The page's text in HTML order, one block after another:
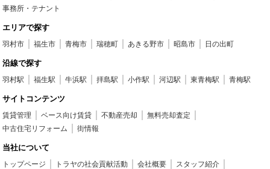
事務所・テナント
エリアで探す
羽村市 福生市 青梅市 瑞穂町 あきる野市 昭島市 日の出町
沿線で探す
羽村駅 福生駅 牛浜駅 拝島駅 小作駅 河辺駅 東青梅駅 青梅駅
サイトコンテンツ
賃貸管理 ベース向け賃貸 不動産売却
無料売却査定
中古住宅リフォーム
街情報
当社について
トップページ トラヤの社会貢献活動 会社概要
スタッフ紹介